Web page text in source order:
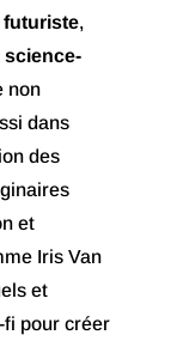
futuriste,
science-
non
dans
des
et
Iris Van
et
fi pour créer